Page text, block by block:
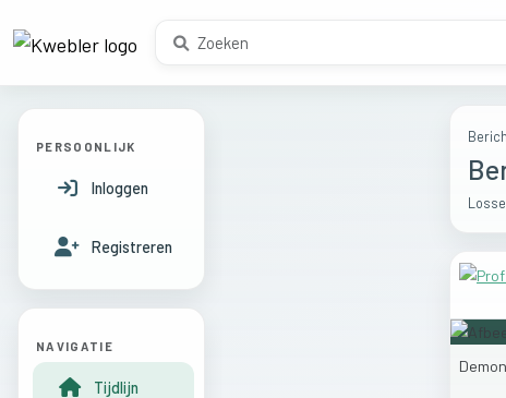
PERSOONLIJK
Inloggen
Registreren
NAVIGATIE
Tijdlijn